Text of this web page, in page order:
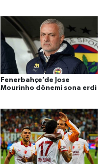
Fenerbahçe’de Jose
Mourinho dönemi sona erdi